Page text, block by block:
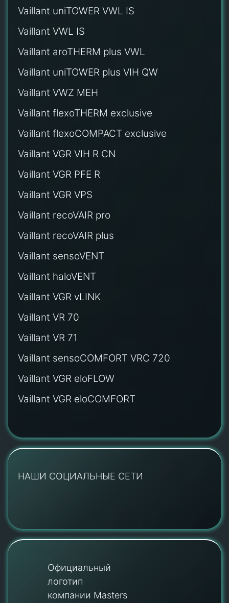
Vaillant uniTOWER VWL IS
Vaillant VWL IS
Vaillant aroTHERM plus VWL
Vaillant uniTOWER plus VIH QW
Vaillant VWZ MEH
Vaillant flexoTHERM exclusive
Vaillant flexoCOMPACT exclusive
Vaillant VGR VIH R CN
Vaillant VGR PFE R
Vaillant VGR VPS
Vaillant recoVAIR pro
Vaillant recoVAIR plus
Vaillant sensoVENT
Vaillant haloVENT
Vaillant VGR vLINK
Vaillant VR 70
Vaillant VR 71
Vaillant sensoCOMFORT VRC 720
Vaillant VGR eloFLOW
Vaillant VGR eloCOMFORT
НАШИ СОЦИАЛЬНЫЕ СЕТИ
Официальный
логотип
компании Masters